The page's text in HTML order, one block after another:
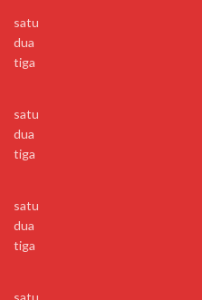
satu
dua
tiga
satu
dua
tiga
satu
dua
tiga
satu